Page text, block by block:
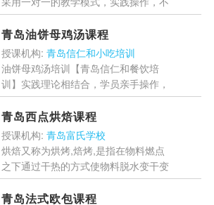
用担心跟不上或学不会了，正宗的排骨
米饭技术，不管是学来创业还是给家人
吃，都是不错的选择。...[详情]
青岛油饼母鸡汤课程
授课机构: 青岛信仁和小吃培训
油饼母鸡汤培训【青岛信仁和餐饮培
训】实践理论相结合，学员亲手操作，
老师手把手教学，从食材的处理、工具
使用开始，到讲解制作技巧、调料配
比，让学员轻松掌握油饼母鸡汤...
情]
青岛西点烘焙课程
授课机构: 青岛富氏学校
烘焙又称为烘烤,焙烤,是指在物料燃点
之下通过干热的方式使物料脱水变干变
硬的过程,青岛富氏学校开设了西点烘
焙课程,一起来学习吧!...
青岛法式欧包课程